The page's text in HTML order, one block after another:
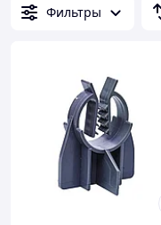
Фильтры